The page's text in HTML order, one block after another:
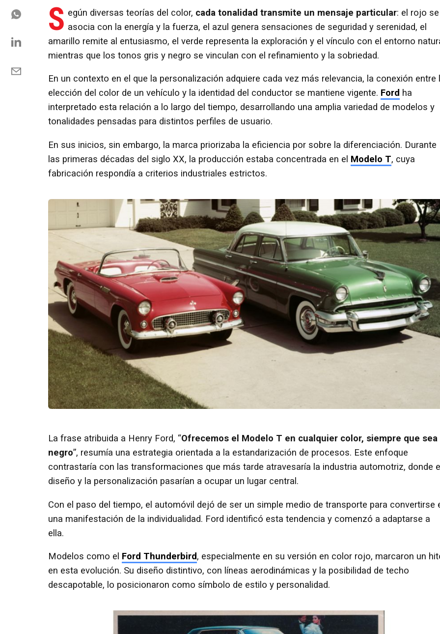
S egún diversas teorías del color, cada tonalidad transmite un mensaje particular: el rojo se
asocia con la energía y la fuerza, el azul genera sensaciones de seguridad y serenidad, el
amarillo remite al entusiasmo, el verde representa la exploración y el vínculo con el entorno
mientras que los tonos gris y negro se vinculan con el refinamiento y la sobriedad.
En un contexto en el que la personalización adquiere cada vez más relevancia, la conexión entre
elección del color de un vehículo y la identidad del conductor se mantiene vigente. Ford ha
interpretado esta relación a lo largo del tiempo, desarrollando una amplia variedad de modelos y
tonalidades pensadas para distintos perfiles de usuario.
En sus inicios, sin embargo, la marca priorizaba la eficiencia por sobre la diferenciación. Durante
las primeras décadas del siglo XX, la producción estaba concentrada en el Modelo T, cuya
fabricación respondía a criterios industriales estrictos.
La frase atribuida a Henry Ford, “Ofrecemos el Modelo T en cualquier color, siempre que sea
negro”, resumía una estrategia orientada a la estandarización de procesos. Este enfoque
contrastaría con las transformaciones que más tarde atravesaría la industria automotriz, donde
diseño y la personalización pasarían a ocupar un lugar central.
Con el paso del tiempo, el automóvil dejó de ser un simple medio de transporte para convertirse
una manifestación de la individualidad. Ford identificó esta tendencia y comenzó a adaptarse a
ella.
Modelos como el Ford Thunderbird, especialmente en su versión en color rojo, marcaron un
en esta evolución. Su diseño distintivo, con líneas aerodinámicas y la posibilidad de techo
descapotable, lo posicionaron como símbolo de estilo y personalidad.